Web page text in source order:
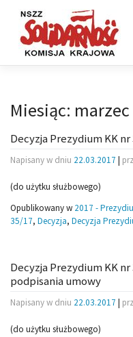
content
Miesiąc: marzec
Decyzja Prezydium KK
Napisany w dniu 22.03.2017 |
(do użytku służbowego)
Opublikowany w 2017 -
35/17, Decyzja, Decyzja
Decyzja Prezydium KK
podpisania umowy
Napisany w dniu 22.03.2017 |
(do użytku służbowego)